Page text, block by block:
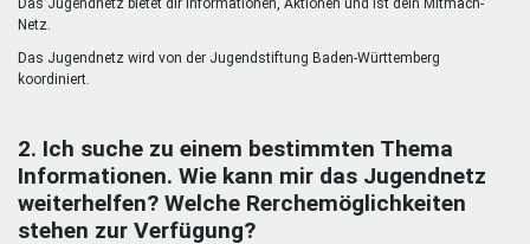
Demokratie & Beteiligung
Netz.
Das Jugendnetz wird von der Jugendstiftung Baden-Württemberg
koordiniert.
2. Ich suche zu einem bestimmten Thema
Informationen. Wie kann mir das Jugendnetz
weiterhelfen? Welche Rerchemöglichkeiten
stehen zur Verfügung?